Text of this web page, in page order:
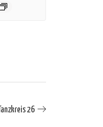
Tanzkreis 26